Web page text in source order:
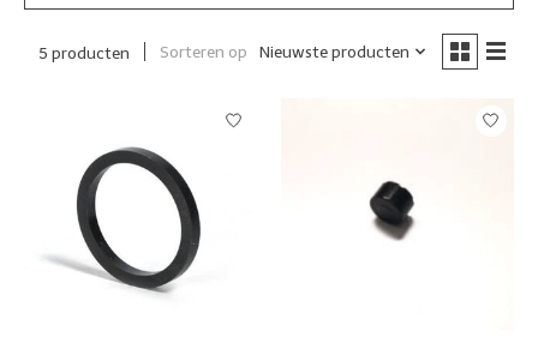
5 producten Sorteren op Nieuwste producten